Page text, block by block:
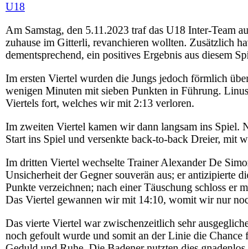
U18
Am Samstag, den 5.11.2023 traf das U18 Inter-Team
zuhause im Gitterli, revanchieren wollten. Zusätzlich
dementsprechend, ein positives Ergebnis aus diesem
Im ersten Viertel wurden die Jungs jedoch förmlich
wenigen Minuten mit sieben Punkten in Führung.
Viertels fort, welches wir mit 2:13 verloren.
Im zweiten Viertel kamen wir dann langsam ins Spiel.
Start ins Spiel und versenkte back-to-back Dreier, mit
Im dritten Viertel wechselte Trainer Alexander De
Unsicherheit der Gegner souverän aus; er antizipierte
Punkte verzeichnen; nach einer Täuschung schloss
Das Viertel gewannen wir mit 14:10, womit wir nur
Das vierte Viertel war zwischenzeitlich sehr
noch gefoult wurde und somit an der Linie die